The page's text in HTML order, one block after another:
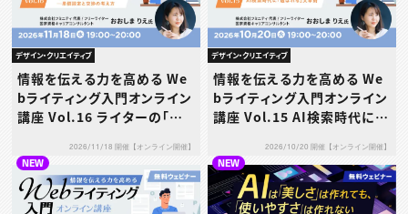
デザイン・クリエイティブ
情報を伝える力を高める We
bライティング入門オンライン
講座 Vol.16 ライターの「値
え方
2026/11/18 開催【オンライン開催】
デザイン・クリエイティブ
情報を伝える力を高める We
bライティング入門オンライン
講座 Vol.15 AI検索時代に
2026/10/20 開催【オンライン開催】
NEW NEW